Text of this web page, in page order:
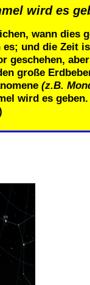
wird es
wann
und die Zeit
große
(z.B.
wird es geben.